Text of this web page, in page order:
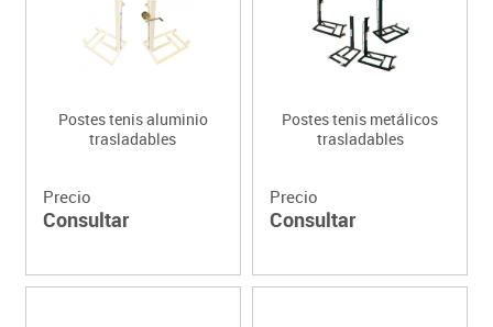
Postes tenis aluminio
trasladables
Precio
Consultar
Postes tenis metálicos
trasladables
Precio
Consultar